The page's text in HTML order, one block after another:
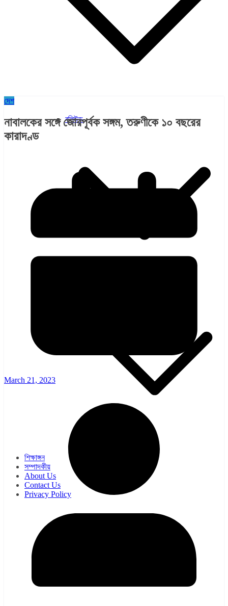
বলিউড
শিক্ষাঙ্গন
সম্পাদকীয়
About Us
Contact Us
Privacy Policy
দেশ
নাবালকের সঙ্গে জোরপূর্বক সঙ্গম, তরুণীকে ১০ বছরের
কারাদণ্ড
March 21, 2023